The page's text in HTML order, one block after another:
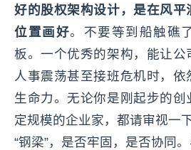
好的股权架构设计，是在风平
位置画好。不要等到船触礁
板。一个优秀的架构，能让公
人事震荡甚至接班危机时，依
生命力。无论你是刚起步的
定规模的企业家，都请审视一
“钢梁”，是否牢固，是否协同